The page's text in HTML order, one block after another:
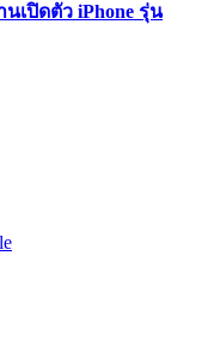
เปิดตัว iPhone รุ่น